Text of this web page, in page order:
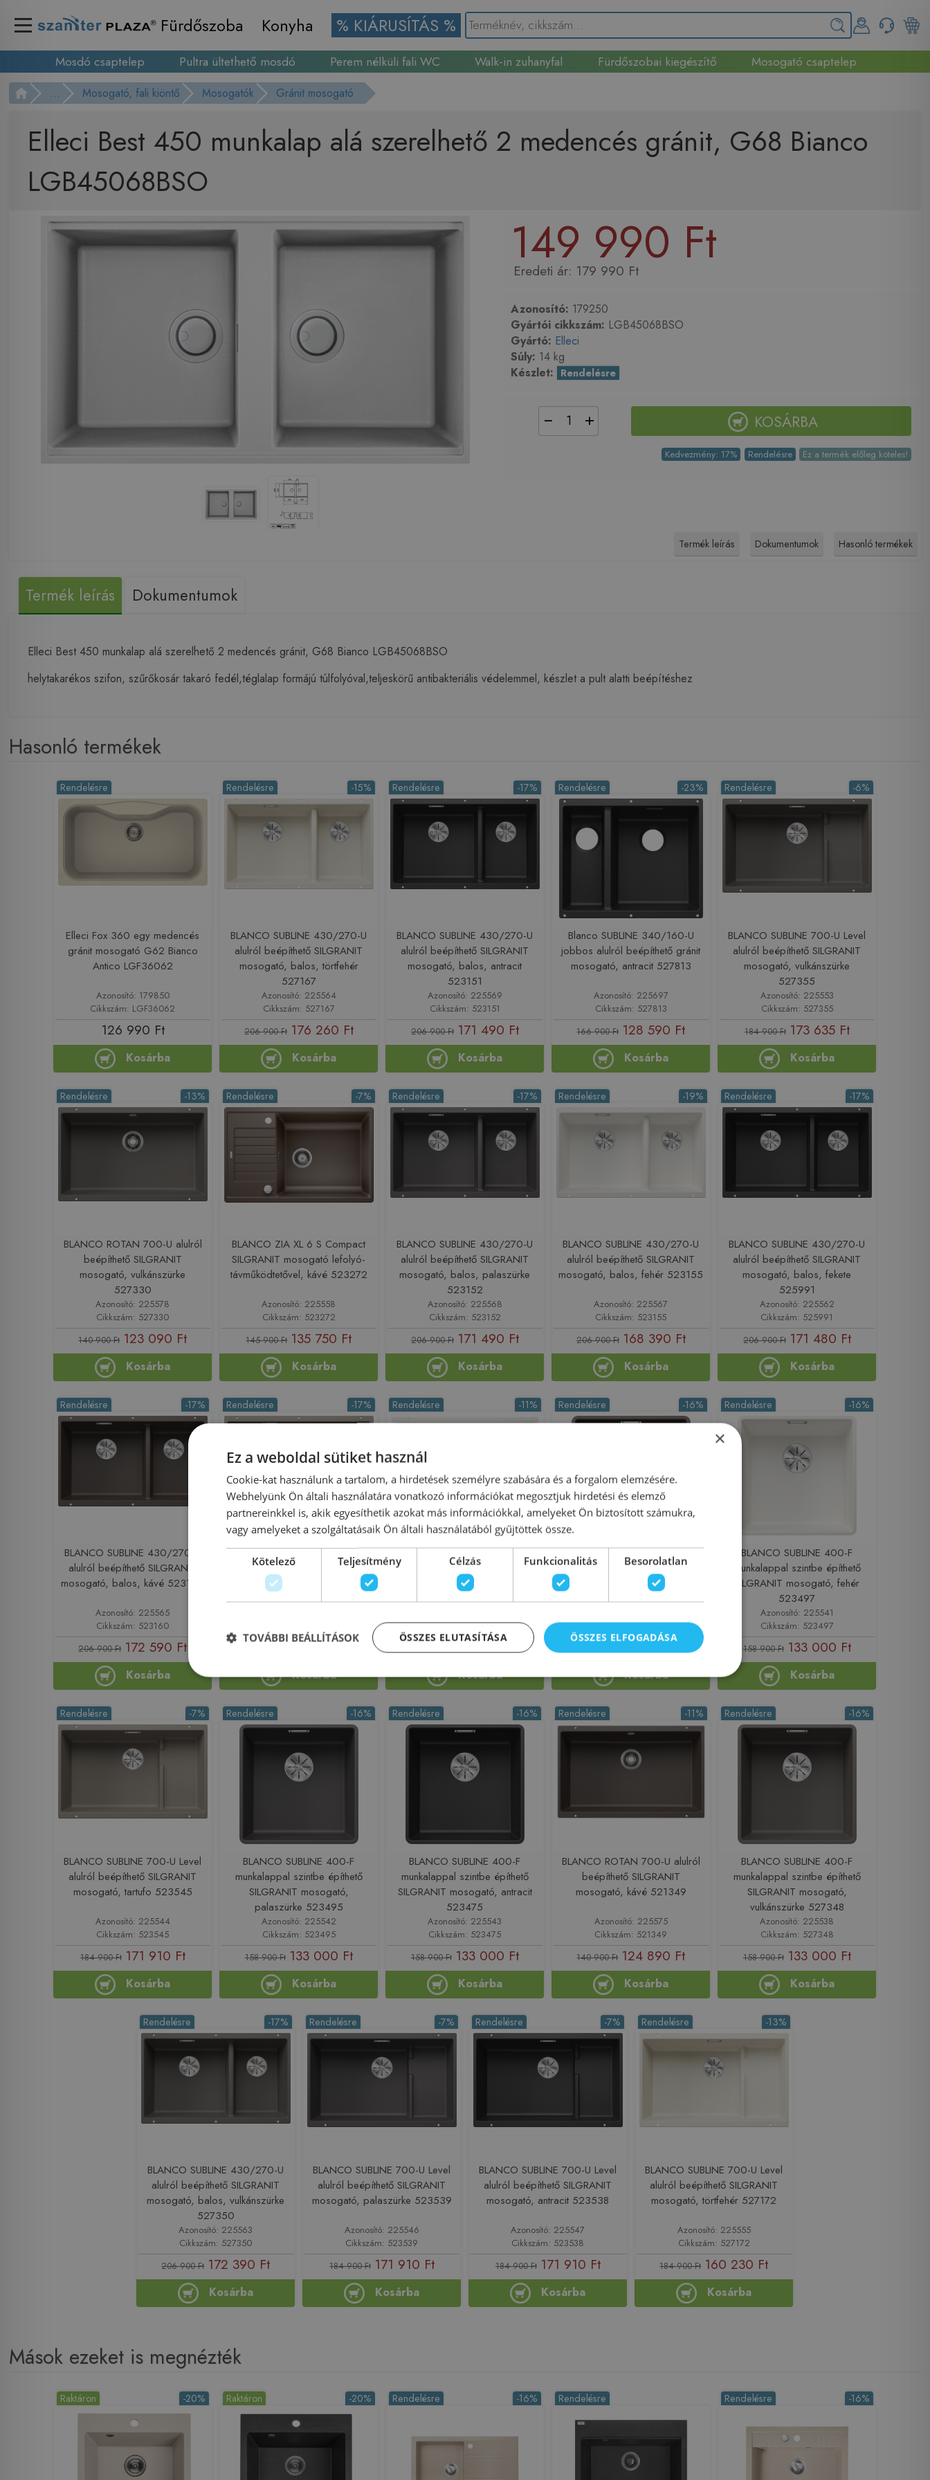
Fürdőszoba Konyha % KIÁRUSÍTÁS %
Mosdó csaptelep Pultra ültethető mosdó Perem nélküli fali WC Walk-in zuhanyfal Fürdőszobai kiegészítő
Mosogató csaptelep
... Mosogató, fali kiöntő Mosogatók Gránit mosogató
Elleci Best 450 munkalap alá szerelhető 2 medencés gránit, G68 Bianco
LGB45068BSO
149 990 Ft
179 990 Ft
Azonosító: 179250
Gyártói cikkszám: LGB45068BSO
Gyártó: Elleci
Súly: 14 kg
Készlet: Rendelésre
KOSÁRBA
− +
Kedvezmény: 17% Rendelésre Ez a termék előleg köteles!
Termék leírás Dokumentumok Hasonló termékek
Termék leírás Dokumentumok
Elleci Best 450 munkalap alá szerelhető 2 medencés gránit, G68 Bianco LGB45068BSO
helytakarékos szifon, szűrőkosár takaró fedél,téglalap formájú túlfolyóval,teljeskörű antibakteriális védelemmel, készlet a pult alatti beépítéshez
Hasonló termékek
Rendelésre
Elleci Fox 360 egy medencés
gránit mosogató G62 Bianco
Antico LGF36062
Azonosító: 179850
Cikkszám: LGF36062
126 990 Ft
Kosárba
-15%
Rendelésre
BLANCO SUBLINE 430/270-U
alulról beépíthető SILGRANIT
mosogató, balos, törtfehér
527167
Azonosító: 225564
Cikkszám: 527167
206 900 Ft 176 260 Ft
Kosárba
-17%
Rendelésre
BLANCO SUBLINE 430/270-U
alulról beépíthető SILGRANIT
mosogató, balos, antracit
523151
Azonosító: 225569
Cikkszám: 523151
206 900 Ft 171 490 Ft
Kosárba
-23%
Rendelésre
Blanco SUBLINE 340/160-U
jobbos alulról beépíthető gránit
mosogató, antracit 527813
Azonosító: 225697
Cikkszám: 527813
166 900 Ft 128 590 Ft
Kosárba
-6%
Rendelésre
BLANCO SUBLINE 700-U Level
alulról beépíthető SILGRANIT
mosogató, vulkánszürke
527355
Azonosító: 225553
Cikkszám: 527355
184 900 Ft 173 635 Ft
Kosárba
-13%
Rendelésre
BLANCO ROTAN 700-U alulról
beépíthető SILGRANIT
mosogató, vulkánszürke
527330
Azonosító: 225578
Cikkszám: 527330
140 900 Ft 123 090 Ft
Kosárba
-7%
Rendelésre
BLANCO ZIA XL 6 S Compact
SILGRANIT mosogató lefolyó-
távműködtetővel, kávé 523272
Azonosító: 225558
Cikkszám: 523272
145 900 Ft 135 750 Ft
Kosárba
-17%
Rendelésre
BLANCO SUBLINE 430/270-U
alulról beépíthető SILGRANIT
mosogató, balos, palaszürke
523152
Azonosító: 225568
Cikkszám: 523152
206 900 Ft 171 490 Ft
Kosárba
-19%
Rendelésre
BLANCO SUBLINE 430/270-U
alulról beépíthető SILGRANIT
mosogató, balos, fehér 523155
Azonosító: 225567
Cikkszám: 523155
206 900 Ft 168 390 Ft
Kosárba
-17%
Rendelésre
BLANCO SUBLINE 430/270-U
alulról beépíthető SILGRANIT
mosogató, balos, fekete
525991
Azonosító: 225562
Cikkszám: 525991
206 900 Ft 171 480 Ft
Kosárba
-17%
Rendelésre
BLANCO SUBLINE 430/270-U
alulról beépíthető SILGRANIT
mosogató, balos, kávé 523160
Azonosító: 225565
Cikkszám: 523160
206 900 Ft 172 590 Ft
Kosárba
-17%
Rendelésre
BLANCO SUBLINE 430/270-U
alulról beépíthető SILGRANIT
mosogató, balos, tartufo
523158
172 590 Ft
Kosárba
-11%
Rendelésre
BLANCO ROTAN 700-U alulról
beépíthető SILGRANIT
mosogató, fehér 521346
Cikkszám: 521346
140 900 Ft 124 890 Ft
Kosárba
-16%
Rendelésre
BLANCO SUBLINE 400-F
munkalappal szintbe építhető
SILGRANIT mosogató, kávé
523499
Cikkszám: 523499
133 000 Ft
Kosárba
-16%
Rendelésre
BLANCO SUBLINE 400-F
munkalappal szintbe építhető
SILGRANIT mosogató, fehér
523497
Azonosító: 225541
Cikkszám: 523497
158 900 Ft 133 000 Ft
Kosárba
-7%
Rendelésre
BLANCO SUBLINE 700-U Level
alulról beépíthető SILGRANIT
mosogató, tartufo 523545
Azonosító: 225544
Cikkszám: 523545
184 900 Ft 171 910 Ft
Kosárba
-16%
Rendelésre
BLANCO SUBLINE 400-F
munkalappal szintbe építhető
SILGRANIT mosogató,
palaszürke 523495
Azonosító: 225542
Cikkszám: 523495
158 900 Ft 133 000 Ft
Kosárba
-16%
Rendelésre
BLANCO SUBLINE 400-F
munkalappal szintbe építhető
SILGRANIT mosogató, antracit
523475
Azonosító: 225543
Cikkszám: 523475
158 900 Ft 133 000 Ft
Kosárba
-11%
Rendelésre
BLANCO ROTAN 700-U alulról
beépíthető SILGRANIT
mosogató, kávé 521349
Azonosító: 225575
Cikkszám: 521349
140 900 Ft 124 890 Ft
Kosárba
-16%
Rendelésre
BLANCO SUBLINE 400-F
munkalappal szintbe építhető
SILGRANIT mosogató,
vulkánszürke 527348
Azonosító: 225538
Cikkszám: 527348
158 900 Ft 133 000 Ft
Kosárba
-17%
Rendelésre
BLANCO SUBLINE 430/270-U
alulról beépíthető SILGRANIT
mosogató, balos, vulkánszürke
527350
Azonosító: 225563
Cikkszám: 527350
206 900 Ft 172 390 Ft
Kosárba
-7%
Rendelésre
BLANCO SUBLINE 700-U Level
alulról beépíthető SILGRANIT
mosogató, palaszürke 523539
Azonosító: 225546
Cikkszám: 523539
184 900 Ft 171 910 Ft
Kosárba
-7%
Rendelésre
BLANCO SUBLINE 700-U Level
alulról beépíthető SILGRANIT
mosogató, antracit 523538
Azonosító: 225547
Cikkszám: 523538
184 900 Ft 171 910 Ft
Kosárba
-13%
Rendelésre
BLANCO SUBLINE 700-U Level
alulról beépíthető SILGRANIT
mosogató, törtfehér 527172
Azonosító: 225555
Cikkszám: 527172
184 900 Ft 160 230 Ft
Kosárba
Mások ezeket is megnézték
-20%
Raktáron -20%
Raktáron -16%
Rendelésre Rendelésre -16%
Rendelésre
×
Ez a weboldal sütiket használ
Cookie-kat használunk a tartalom, a hirdetések személyre szabására és a forgalom elemzésére.
Webhelyünk Ön általi használatára vonatkozó információkat megosztjuk hirdetési és elemző
partnereinkkel is, akik egyesíthetik azokat más információkkal, amelyeket Ön biztosított számukra,
vagy amelyeket a szolgáltatásaik Ön általi használatából gyűjtöttek össze.
Kötelező Teljesítmény Célzás Funkcionalitás Besorolatlan
ÖSSZES ELFOGADÁSA
ÖSSZES ELUTASÍTÁSA
TOVÁBBI BEÁLLÍTÁSOK